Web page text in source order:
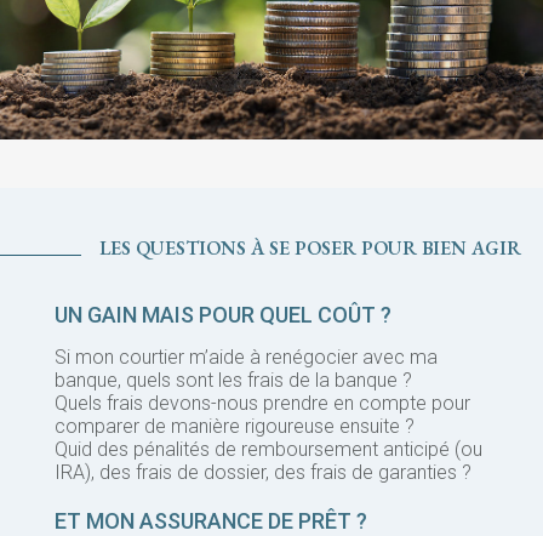
LES QUESTIONS À SE POSER POUR BIEN AGIR
UN GAIN MAIS POUR QUEL COÛT ?
Si mon courtier m’aide à renégocier avec ma
banque, quels sont les frais de la banque ?
Quels frais devons-nous prendre en compte pour
comparer de manière rigoureuse ensuite ?
Quid des pénalités de remboursement anticipé (ou
IRA), des frais de dossier, des frais de garanties ?
ET MON ASSURANCE DE PRÊT ?